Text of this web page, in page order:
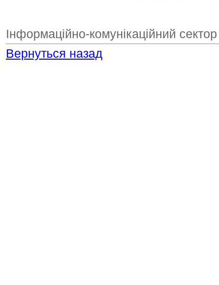
Інформаційно-комунікаційний
Вернуться назад